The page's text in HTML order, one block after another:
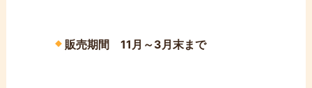
販売期間 11月～3月末まで